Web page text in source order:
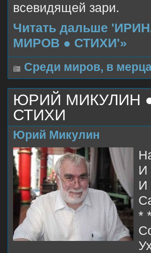
всевидящей зари.
Читать дальше
МИРОВ ● СТИХИ'»
Среди миров, в
ЮРИЙ МИКУЛИН
СТИХИ
Юрий Микулин
И
И
*